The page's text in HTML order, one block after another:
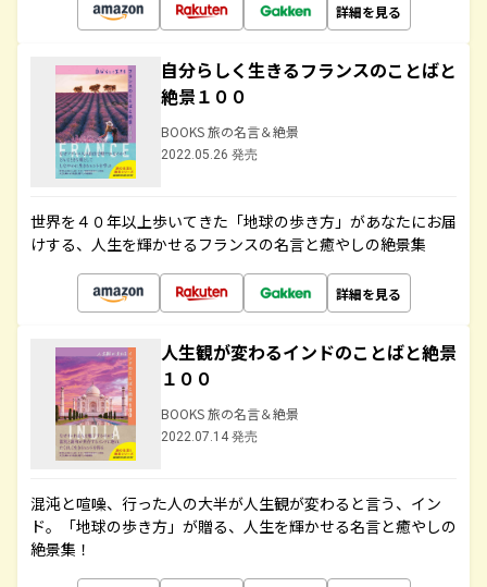
詳細を見る
自分らしく生きるフランスのことばと
絶景１００
BOOKS 旅の名言＆絶景
2022.05.26 発売
世界を４０年以上歩いてきた「地球の歩き方」があなたにお届
けする、人生を輝かせるフランスの名言と癒やしの絶景集
詳細を見る
人生観が変わるインドのことばと絶景
１００
BOOKS 旅の名言＆絶景
2022.07.14 発売
混沌と喧噪、行った人の大半が人生観が変わると言う、イン
ド。「地球の歩き方」が贈る、人生を輝かせる名言と癒やしの
絶景集！